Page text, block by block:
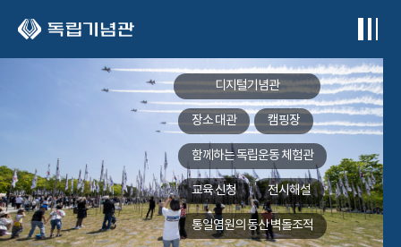
디지털기념관
장소 대관 캠핑장
함께하는독립운동 체험관
교육 신청 전시해설
통일염원의 동산벽돌조적